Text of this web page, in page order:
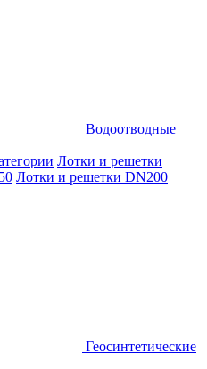
Водоотводные
Лотки и решетки
Лотки и решетки DN200
Геосинтетические